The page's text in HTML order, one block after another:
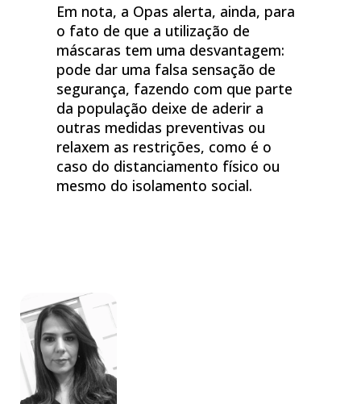
Em nota, a Opas alerta, ainda, para
o fato de que a utilização de
máscaras tem uma desvantagem:
pode dar uma falsa sensação de
segurança, fazendo com que parte
da população deixe de aderir a
outras medidas preventivas ou
relaxem as restrições, como é o
caso do distanciamento físico ou
mesmo do isolamento social.